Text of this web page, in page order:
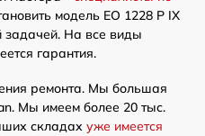
модель EO 1228 P IX
задачей. На все виды
гарантия.
ремонта. Мы большая
Мы имеем более 20 тыс.
складах уже имеется